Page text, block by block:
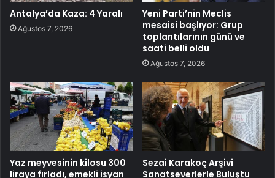
Antalya’da Kaza: 4 Yaralı
Ağustos 7, 2026
Yeni Parti’nin Meclis
mesaisi başlıyor: Grup
toplantılarının günü ve
saati belli oldu
Ağustos 7, 2026
Yaz meyvesinin kilosu 300
liraya fırladı, emekli isyan
Sezai Karakoç Arşivi
Sanatseverlerle Buluştu